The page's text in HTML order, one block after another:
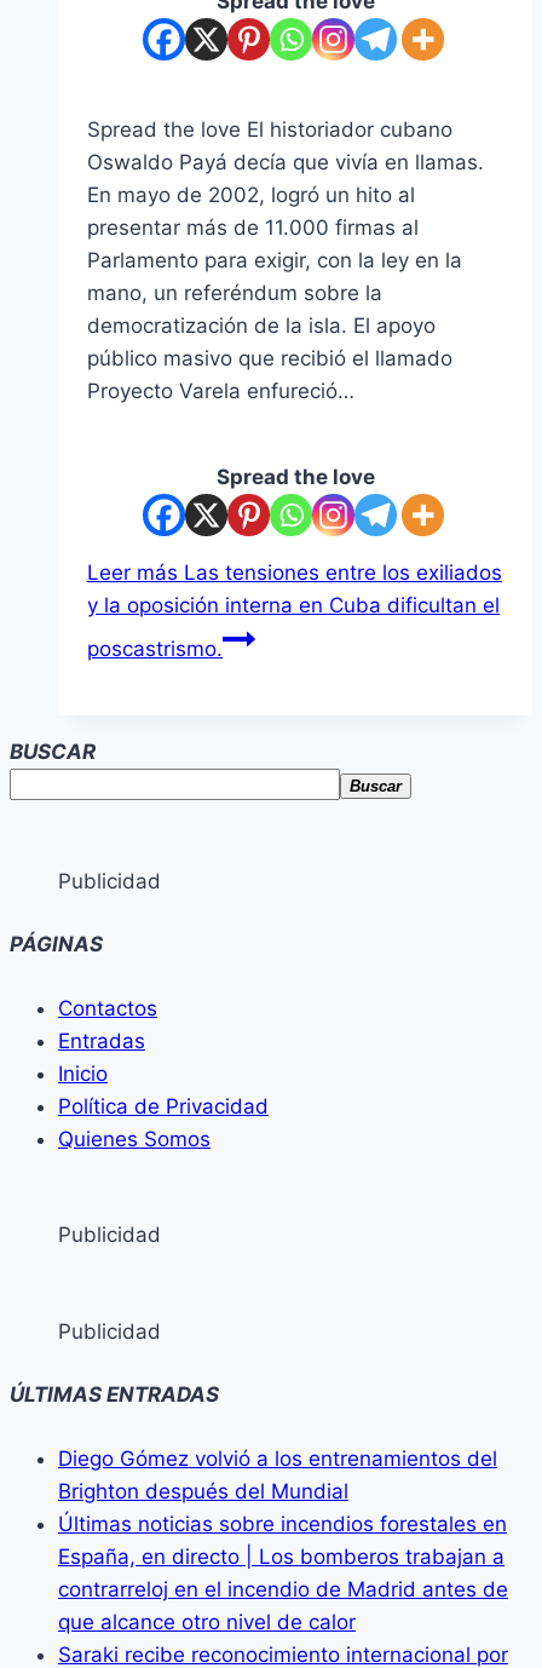
Spread the love El historiador cubano
Oswaldo Payá decía que vivía en llamas.
En mayo de 2002, logró un hito al
presentar más de 11.000 firmas al
Parlamento para exigir, con la ley en la
mano, un referéndum sobre la
democratización de la isla. El apoyo
público masivo que recibió el llamado
Proyecto Varela enfureció…
Spread the love
Leer más Las tensiones entre los exiliados
y la oposición interna en Cuba dificultan el
poscastrismo.
BUSCAR
Buscar
Publicidad
PÁGINAS
Contactos
Entradas
Inicio
Política de Privacidad
Quienes Somos
Publicidad
Publicidad
ÚLTIMAS ENTRADAS
Diego Gómez volvió a los entrenamientos del
Brighton después del Mundial
Últimas noticias sobre incendios forestales en
España, en directo | Los bomberos trabajan a
contrarreloj en el incendio de Madrid antes de
que alcance otro nivel de calor
Saraki recibe reconocimiento internacional por